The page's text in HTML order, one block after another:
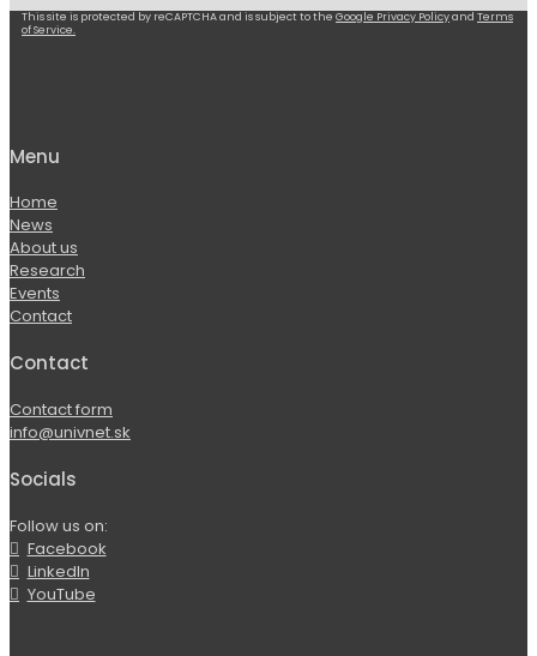
This site is protected by reCAPTCHA and is subject to the Google Privacy Policyand Terms
of Service.
Menu
Home
News
About us
Research
Events
Contact
Contact
Contact form
info@univnet.sk
Socials
Follow us on:
Facebook
LinkedIn
YouTube